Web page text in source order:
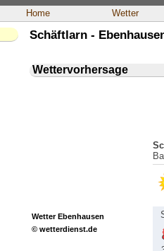
Home Wetter
Schäftlarn -
Wettervorhersage
Wetter Ebenhausen
© wetterdienst.de